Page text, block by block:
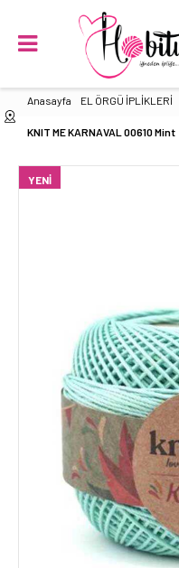
Anasayfa EL ÖRGÜ İPLİKLERİ
KNIT ME KARNAVAL 00610 Mint
YENI